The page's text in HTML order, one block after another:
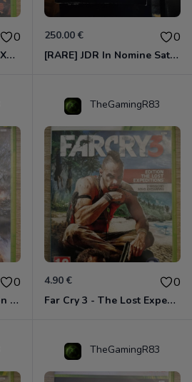
0
Supreme Commander 2 Xbox 360
250.00 € 0
[RARE] JDR In Nomine Satanis / Magna Veritas – 1ère Édition BOÎTE (DOS BLANC, 1989) - CROC / Siroz
0
Dungeon Siege Iii Édition Limitée - Vf Intégrale Xbox 360
TheGamingR83
4.90 € 0
Far Cry 3 - The Lost Expeditions - Edition Spéciale Xbox 360
TheGamingR83